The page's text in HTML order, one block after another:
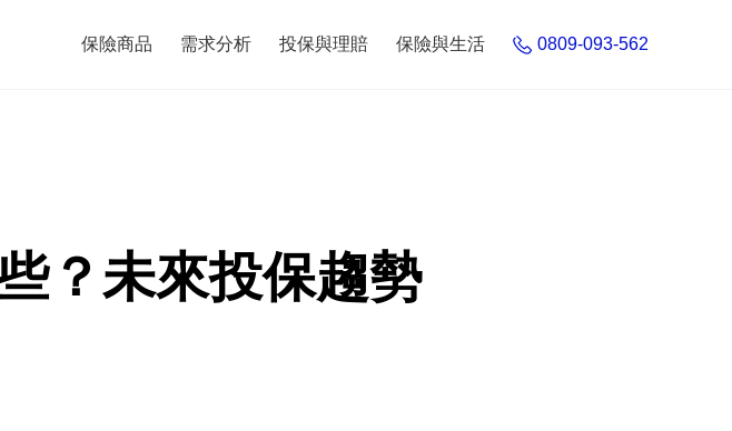
保險商品 需求分析 投保與理賠 保險與生活 0809-093-562
？未來投保趨勢